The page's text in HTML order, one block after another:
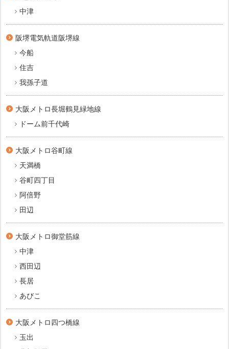
中津
阪堺電気軌道阪堺線
今船
住吉
我孫子道
大阪メトロ長堀鶴見緑地線
ドーム前千代崎
大阪メトロ谷町線
天満橋
谷町四丁目
阿倍野
田辺
大阪メトロ御堂筋線
中津
西田辺
長居
あびこ
大阪メトロ四つ橋線
玉出